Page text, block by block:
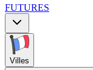
FUTURES
Villes